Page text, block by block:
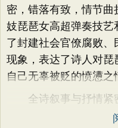
密，错落有致，情节
妓琵琶女高超弹奏技
了封建社会官僚腐败
现象，表达了诗人对
自己无辜被贬的愤懑之
全诗叙事与抒情紧